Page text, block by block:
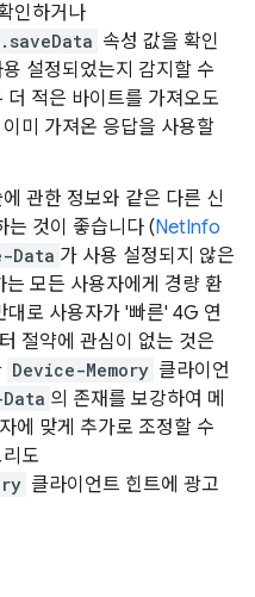
인하거나
속성 값을 확인
설정되었는지 감지할 수
적은 바이트를 가져오도
미 가져온 응답을 사용할
관한 정보와 같은 다른 신
는 것이 좋습니다 (NetInfo
Data 가 사용 설정되지 않은
모든 사용자에게 경량 환
대로 사용자가 '빠른' 4G 연
절약에 관심이 없는 것은
Device-Memory 클라이언
의 존재를 보강하여 메
에 맞게 추가로 조정할 수
도
클라이언트 힌트에 광고